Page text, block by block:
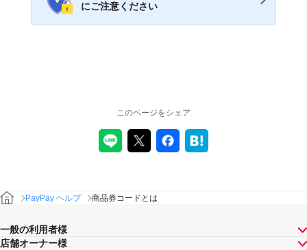
にご注意ください
このページをシェア
PayPay ヘルプ 商品券コードとは
一般の利用者様
店舗オーナー様